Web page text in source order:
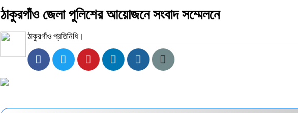
ঠাকুরগাঁও জেলা পুলিশের আয়োজনে সংবাদ সম্মেলনে
ঠাকুরগাঁও প্রতিনিধি।